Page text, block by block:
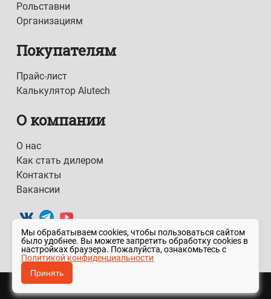
Рольставни
Организациям
Покупателям
Прайс-лист
Калькулятор Alutech
О компании
О нас
Как стать дилером
Контакты
Вакансии
Мы обрабатываем cookies, чтобы пользоваться сайтом
было удобнее. Вы можете запретить обработку cookies в
настройках браузера. Пожалуйста, ознакомьтесь с
Политикой конфиденциальности
Принять